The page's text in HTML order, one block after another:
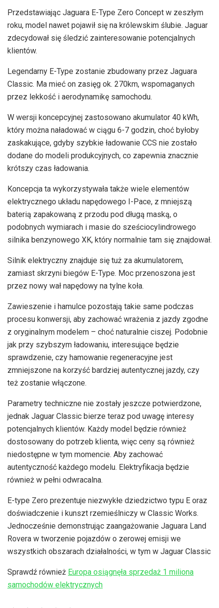
Przedstawiając Jaguara E-Type Zero Concept w zeszłym
roku, model nawet pojawił się na królewskim ślubie. Jaguar
zdecydował się śledzić zainteresowanie potencjalnych
klientów.
Legendarny E-Type zostanie zbudowany przez Jaguara
Classic. Ma mieć on zasięg ok. 270km, wspomaganych
przez lekkość i aerodynamikę samochodu.
W wersji koncepcyjnej zastosowano akumulator 40 kWh,
który można naładować w ciągu 6-7 godzin, choć byłoby
zaskakujące, gdyby szybkie ładowanie CCS nie zostało
dodane do modeli produkcyjnych, co zapewnia znacznie
krótszy czas ładowania.
Koncepcja ta wykorzystywała także wiele elementów
elektrycznego układu napędowego I-Pace, z mniejszą
baterią zapakowaną z przodu pod długą maską, o
podobnych wymiarach i masie do sześciocylindrowego
silnika benzynowego XK, który normalnie tam się znajdował.
Silnik elektryczny znajduje się tuż za akumulatorem,
zamiast skrzyni biegów E-Type. Moc przenoszona jest
przez nowy wał napędowy na tylne koła.
Zawieszenie i hamulce pozostają takie same podczas
procesu konwersji, aby zachować wrażenia z jazdy zgodne
z oryginalnym modelem – choć naturalnie ciszej. Podobnie
jak przy szybszym ładowaniu, interesujące będzie
sprawdzenie, czy hamowanie regeneracyjne jest
zmniejszone na korzyść bardziej autentycznej jazdy, czy
też zostanie włączone.
Parametry techniczne nie zostały jeszcze potwierdzone,
jednak Jaguar Classic bierze teraz pod uwagę interesy
potencjalnych klientów. Każdy model będzie również
dostosowany do potrzeb klienta, więc ceny są również
niedostępne w tym momencie. Aby zachować
autentyczność każdego modelu. Elektryfikacja będzie
również w pełni odwracalna.
E-type Zero prezentuje niezwykłe dziedzictwo typu E oraz
doświadczenie i kunszt rzemieślniczy w Classic Works.
Jednocześnie demonstrując zaangażowanie Jaguara Land
Rovera w tworzenie pojazdów o zerowej emisji we
wszystkich obszarach działalności, w tym w Jaguar Classic
Sprawdź również Europa osiągnęła sprzedaż 1 miliona
samochodów elektrycznych